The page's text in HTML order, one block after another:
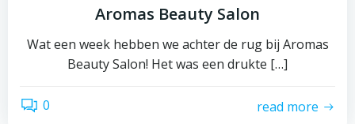
Aromas Beauty Salon
Wat een week hebben we achter de rug bij Aromas
Beauty Salon! Het was een drukte […]
0 read more